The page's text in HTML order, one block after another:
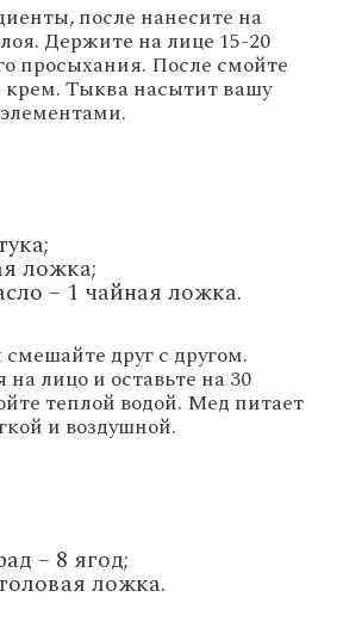
после нанесите на
Держите на лице 15-20
просыхания. После смойте
крем. Тыква насытит вашу
ложка;
– 1 чайная ложка.
друг с другом.
лицо и оставьте на 30
теплой водой. Мед питает
и воздушной.
– 8 ягод;
ложка.